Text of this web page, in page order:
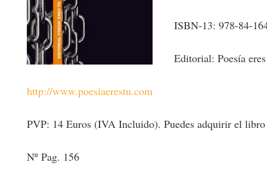
ISBN-13: 978-84-
Editorial: Poesía
http://www.poesiaerestu.com
PVP: 14 Euros (IVA Incluido). Puedes adquirir el
Nº Pag. 156